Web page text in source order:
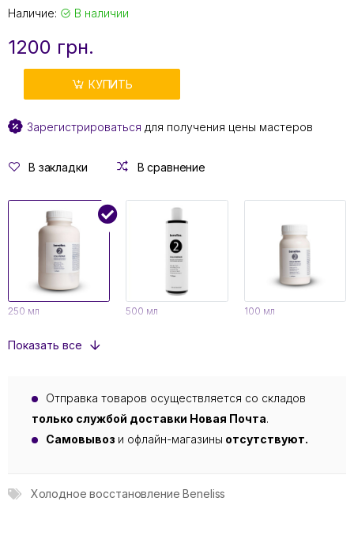
Наличие: В наличии
1200 грн.
КУПИТЬ
Зарегистрироваться для получения цены мастеров
В закладки В сравнение
250 мл 500 мл 100 мл
Показать все
Отправка товаров осуществляется со складов
только службой доставки Новая Почта.
Самовывоз и офлайн-магазины отсутствуют.
Холодное восстановление Beneliss